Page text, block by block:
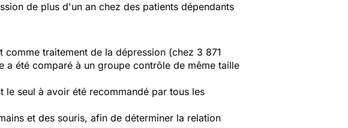
de plus d'un an chez des patients dépendants
traitement de la dépression (chez 3 871
a été comparé à un groupe contrôle de même taille
seul à avoir été recommandé par tous les
et des souris, afin de déterminer la relation